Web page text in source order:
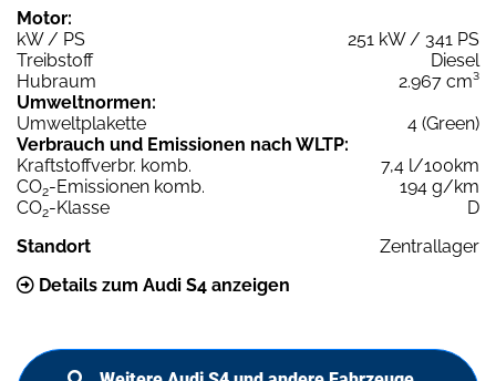
Motor:
kW / PS
251 kW / 341 PS
Treibstoff
Diesel
Hubraum
2.967 cm³
Umweltnormen:
Umweltplakette
4 (Green)
Verbrauch und Emissionen nach WLTP:
Kraftstoffverbr. komb.
7,4 l/100km
CO2-Emissionen komb.
194 g/km
CO2-Klasse
D
Standort
Zentrallager
Details zum Audi S4 anzeigen